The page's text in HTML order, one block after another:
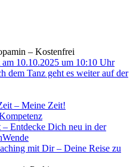
– Kostenfrei
10.10.2025 um 10:10 Uhr
dem Tanz geht es weiter auf der
– Meine Zeit!
– Entdecke Dich neu in der
mit Dir – Deine Reise zu